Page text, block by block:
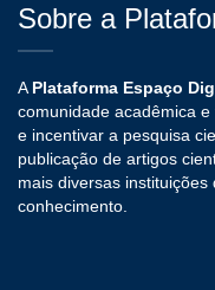
Sobre a
A Plataforma Espaço
comunidade acadêmica
e incentivar a pesquisa
publicação de artigos
mais diversas
conhecimento.